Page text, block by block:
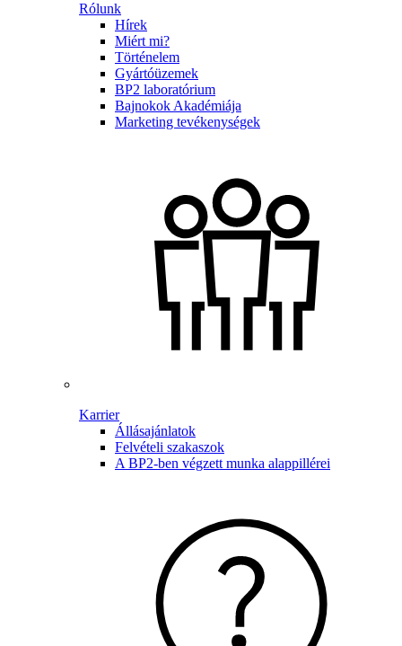
Rólunk
Hírek
Miért mi?
Történelem
Gyártóüzemek
BP2 laboratórium
Bajnokok Akadémiája
Marketing tevékenységek
Karrier
Állásajánlatok
Felvételi szakaszok
A BP2-ben végzett munka alappillérei